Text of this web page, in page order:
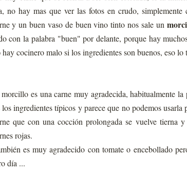
no hay mas que ver las fotos en crudo,
y un buen vaso de buen vino tinto nos sale un
con la palabra "buen" por delante, porque hay
hay cocinero malo si los ingredientes son buenos, eso
es una carne muy agradecida, habitualmente
los ingredientes típicos y parece que no podemos
que con una cocción prolongada se vuelve tierna
rojas.
es muy agradecido con tomate o encebollado
día ...